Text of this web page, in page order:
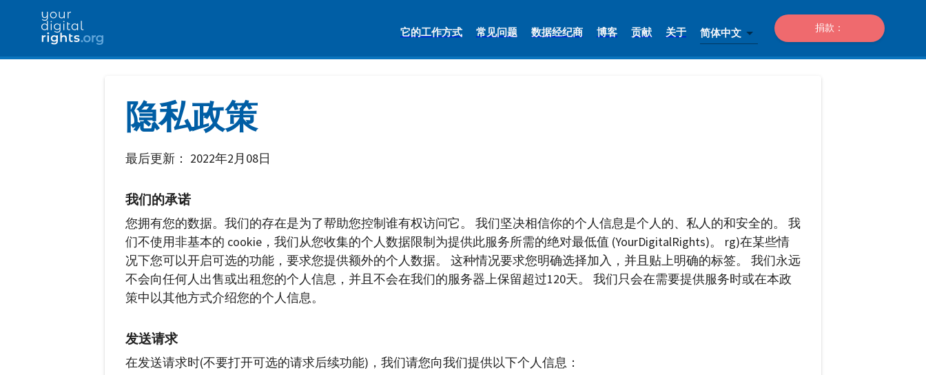
它的工作方式 常见问题 数据经纪商 博客 贡献 关于 简体中文 捐款：
隐私政策
最后更新： 2022年2月08日
我们的承诺
您拥有您的数据。我们的存在是为了帮助您控制谁有权访问它。 我们坚决相信你的个人信息是个人的、私人的和安全的。 我
们不使用非基本的 cookie，我们从您收集的个人数据限制为提供此服务所需的绝对最低值 (YourDigitalRights)。 rg)在某些情
况下您可以开启可选的功能，要求您提供额外的个人数据。 这种情况要求您明确选择加入，并且贴上明确的标签。 我们永远
不会向任何人出售或出租您的个人信息，并且不会在我们的服务器上保留超过120天。 我们只会在需要提供服务时或在本政
策中以其他方式介绍您的个人信息。
发送请求
在发送请求时(不要打开可选的请求后续功能)，我们请您向我们提供以下个人信息：